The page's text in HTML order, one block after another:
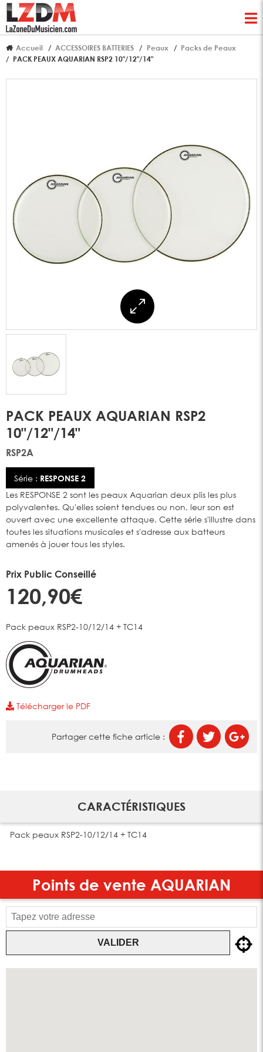
Accueil ACCESSOIRES BATTERIES Peaux
Packs de Peaux
PACK PEAUX AQUARIAN RSP2 10"/12"/14"
PACK PEAUX AQUARIAN RSP2
10"/12"/14"
RSP2A
Série : RESPONSE 2
Les RESPONSE 2 sont les peaux Aquarian deux plis les plus
polyvalentes. Qu'elles soient tendues ou non, leur son est
ouvert avec une excellente attaque. Cette série s'illustre dans
toutes les situations musicales et s'adresse aux batteurs
amenés à jouer tous les styles.
Prix Public Conseillé
120,90€
Pack peaux RSP2-10/12/14 + TC14
Télécharger le PDF
Partager cette fiche article :
CARACTÉRISTIQUES
Pack peaux RSP2-10/12/14 + TC14
Points de vente AQUARIAN
VALIDER